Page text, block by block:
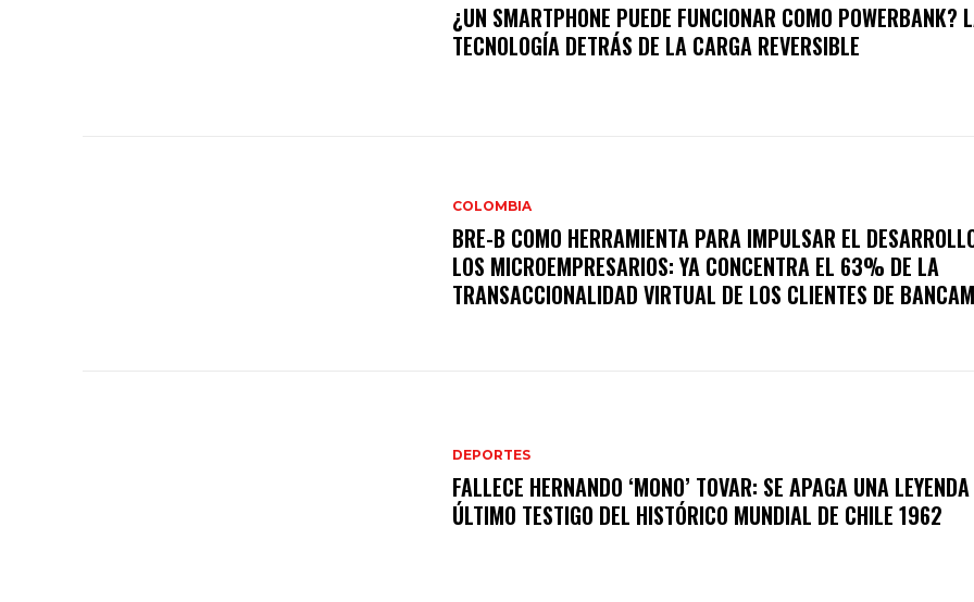
¿UN SMARTPHONE PUEDE FUNCIONAR COMO POWERBANK?
TECNOLOGÍA DETRÁS DE LA CARGA REVERSIBLE
COLOMBIA
BRE-B COMO HERRAMIENTA PARA IMPULSAR EL
LOS MICROEMPRESARIOS: YA CONCENTRA EL 63% DE LA
TRANSACCIONALIDAD VIRTUAL DE LOS CLIENTES DE
DEPORTES
FALLECE HERNANDO ‘MONO’ TOVAR: SE APAGA UNA
ÚLTIMO TESTIGO DEL HISTÓRICO MUNDIAL DE CHILE 1962